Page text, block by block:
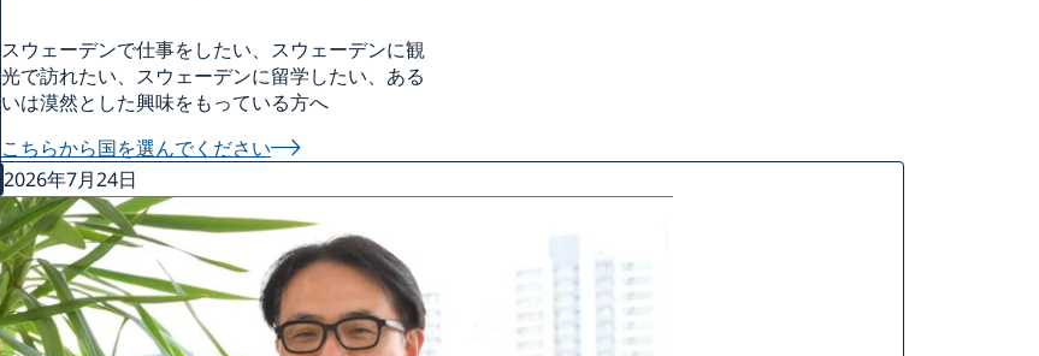
スウェーデンで仕事をしたい、スウェーデンに観
光で訪れたい、スウェーデンに留学したい、ある
いは漠然とした興味をもっている方へ
こちらから国を選んでください
2026年7月24日